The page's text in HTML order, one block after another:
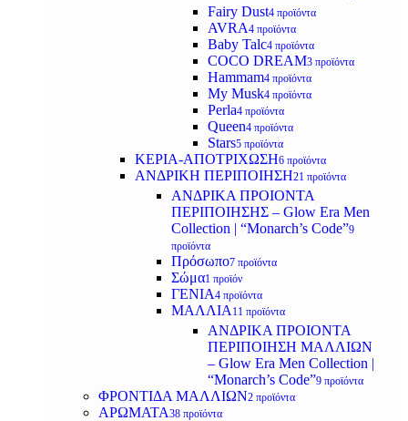
Fairy Dust4 προϊόντα
AVRA4 προϊόντα
Baby Talc4 προϊόντα
COCO DREAM3 προϊόντα
Hammam4 προϊόντα
My Musk4 προϊόντα
Perla4 προϊόντα
Queen4 προϊόντα
Stars5 προϊόντα
ΚΕΡΙΑ-ΑΠΟΤΡΙΧΩΣΗ6 προϊόντα
ΑΝΔΡΙΚΗ ΠΕΡΙΠΟΙΗΣΗ21 προϊόντα
ΑΝΔΡΙΚΑ ΠΡΟΙΟΝΤΑ
ΠΕΡΙΠΟΙΗΣΗΣ – Glow Era Men
Collection | “Monarch’s Code”9
προϊόντα
Πρόσωπο7 προϊόντα
Σώμα1 προϊόν
ΓΕΝΙΑ4 προϊόντα
ΜΑΛΛΙΑ 11 προϊόντα
ΑΝΔΡΙΚΑ ΠΡΟΙΟΝΤΑ
ΠΕΡΙΠΟΙΗΣΗ ΜΑΛΛΙΩΝ
– Glow Era Men Collection |
“Monarch’s Code”9 προϊόντα
ΦΡΟΝΤΙΔΑ ΜΑΛΛΙΩΝ2 προϊόντα
ΑΡΩΜΑΤΑ38 προϊόντα